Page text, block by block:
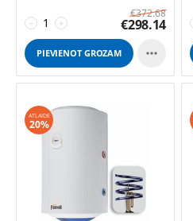
+
−
€372.68
€298.14
PIEVIENOT GROZAM 
ATLAIDE
20%